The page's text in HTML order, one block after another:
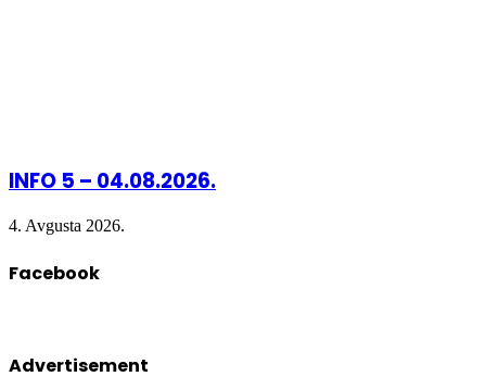
INFO 5 – 04.08.2026.
4. Avgusta 2026.
Facebook
Advertisement